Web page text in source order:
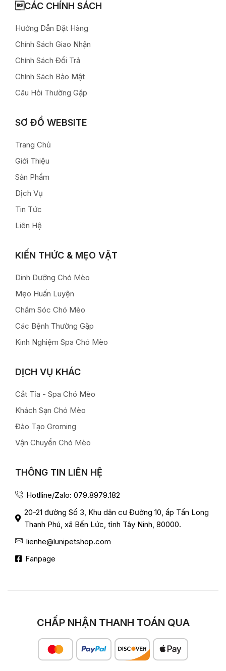
CÁC CHÍNH SÁCH
Hướng Dẫn Đặt Hàng
Chính Sách Giao Nhận
Chính Sách Đổi Trả
Chính Sách Bảo Mật
Câu Hỏi Thường Gặp
SƠ ĐỒ WEBSITE
Trang Chủ
Giới Thiệu
Sản Phẩm
Dịch Vụ
Tin Tức
Liên Hệ
KIẾN THỨC & MẸO VẶT
Dinh Dưỡng Chó Mèo
Mẹo Huấn Luyện
Chăm Sóc Chó Mèo
Các Bệnh Thường Gặp
Kinh Nghiệm Spa Chó Mèo
DỊCH VỤ KHÁC
Cắt Tỉa - Spa Chó Mèo
Khách Sạn Chó Mèo
Đào Tạo Groming
Vận Chuyển Chó Mèo
THÔNG TIN LIÊN HỆ
Hotlline/Zalo: 079.8979.182
20-21 đường Số 3, Khu dân cư Đường 10, ấp Tấn Long
Thanh Phú, xã Bến Lức, tỉnh Tây Ninh, 80000.
lienhe@lunipetshop.com
Fanpage
CHẤP NHẬN THANH TOÁN QUA